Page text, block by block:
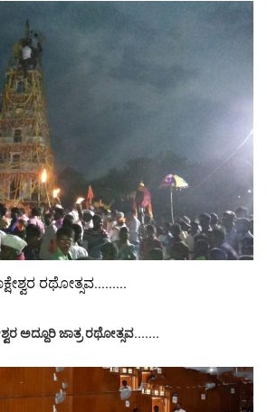
ರಥೋತ್ಸವ.........
ಅದ್ದೂರಿ ಜಾತ್ರ ರಥೋತ್ಸವ.......